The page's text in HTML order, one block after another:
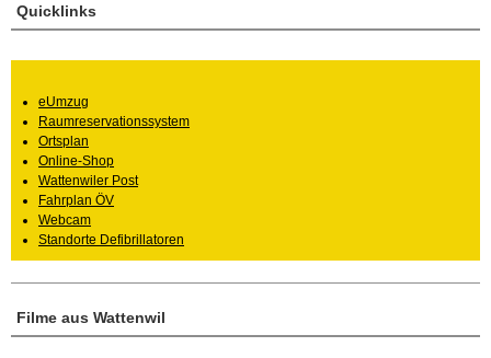
Filme aus Wattenwil
Quicklinks
eUmzug
Raumreservationssystem
Ortsplan
Online-Shop
Wattenwiler Post
Fahrplan ÖV
Webcam
Standorte Defibrillatoren